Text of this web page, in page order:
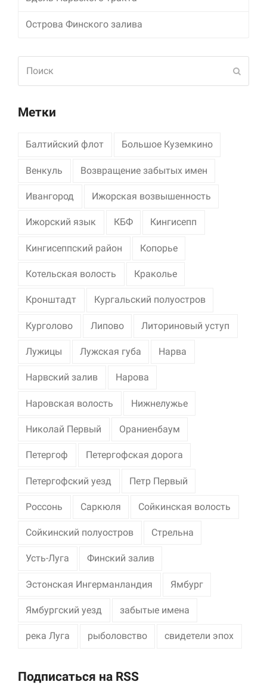
Острова Финского залива
Метки
Балтийский флот Большое Куземкино
Венкуль Возвращение забытых имен
Ивангород Ижорская возвышенность
Ижорский язык КБФ Кингисепп
Кингисеппский район Копорье
Котельская волость Краколье
Кронштадт Кургальский полуостров
Курголово Липово Литориновый уступ
Лужицы Лужская губа Нарва
Нарвский залив Нарова
Наровская волость Нижнелужье
Николай Первый Ораниенбаум
Петергоф Петергофская дорога
Петергофский уезд Петр Первый
Россонь Саркюля Сойкинская волость
Сойкинский полуостров Стрельна
Усть-Луга Финский залив
Эстонская Ингерманландия Ямбург
Ямбургский уезд забытые имена
река Луга рыболовство свидетели эпох
Подписаться на RSS